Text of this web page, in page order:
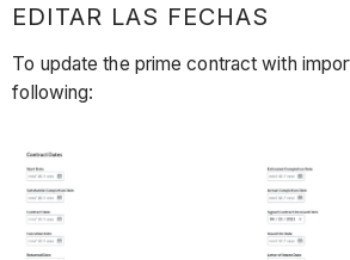
EDITAR LAS FECHAS
To update the prime contract with
following: